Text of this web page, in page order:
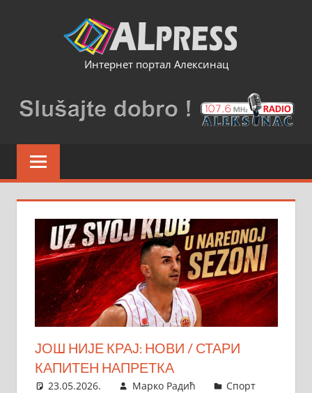
Интернет портал Алексинац
ЈОШ НИЈЕ КРАЈ: НОВИ / СТАРИ
КАПИТЕН НАПРЕТКА
23.05.2026. Марко Радић
Спорт